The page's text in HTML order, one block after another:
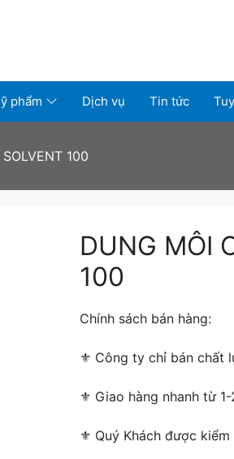
phẩm Dịch vụ Tin tức
100
DUNG MÔI
100
Chính sách bán hàng:
⚜ ️Công ty chỉ bán chất
⚜ Giao hàng nhanh từ
⚜ Quý Khách được